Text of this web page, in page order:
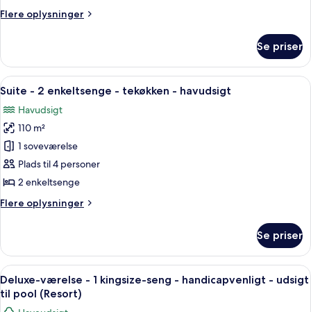
seng
Flere oplysninger
Flere
-
kingsize-
-
stueetage
Se priser
Indlæs
alle
billeder
af
Suite
-
2
-
havudsigt
Et moderne hotelværelse med
9
Suite - 2 enkeltsenge - tekøkken - havudsigt
Havudsigt
110 m²
1 soveværelse
Plads til 4 personer
2 enkeltsenge
Flere oplysninger
Flere
-
enkeltsenge
-
tekøkken
Se priser
Indlæs
alle
billeder
Et hotelværelse med en stor seng,
11
Deluxe-værelse - 1 kingsize-seng - handicapvenligt - udsigt
til pool (Resort)